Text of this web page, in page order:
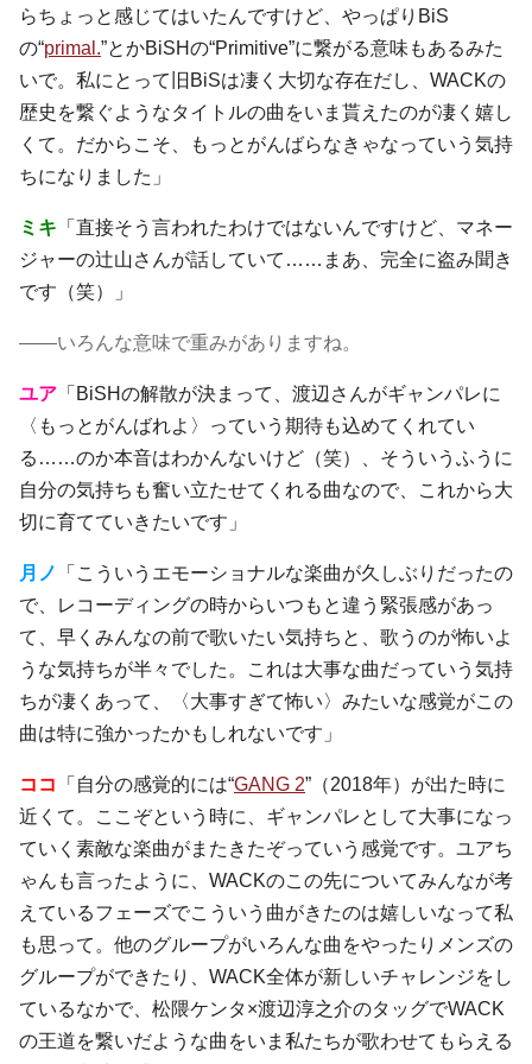
らちょっと感じてはいたんですけど、やっぱりBiS
の“primal.”とかBiSHの“Primitive”に繋がる意味もあるみた
いで。私にとって旧BiSは凄く大切な存在だし、WACKの
歴史を繋ぐようなタイトルの曲をいま貰えたのが凄く嬉し
くて。だからこそ、もっとがんばらなきゃなっていう気持
ちになりました」
ミキ 「直接そう言われたわけではないんですけど、マネー
ジャーの辻山さんが話していて……まあ、完全に盗み聞き
です（笑）」
――いろんな意味で重みがありますね。
ユア 「BiSHの解散が決まって、渡辺さんがギャンパレに
〈もっとがんばれよ〉っていう期待も込めてくれてい
る……のか本音はわかんないけど（笑）、そういうふうに
自分の気持ちも奮い立たせてくれる曲なので、これから大
切に育てていきたいです」
月ノ
「こういうエモーショナルな楽曲が久しぶりだったの
で、レコーディングの時からいつもと違う緊張感があっ
て、早くみんなの前で歌いたい気持ちと、歌うのが怖いよ
うな気持ちが半々でした。これは大事な曲だっていう気持
ちが凄くあって、〈大事すぎて怖い〉みたいな感覚がこの
曲は特に強かったかもしれないです」
ココ 「自分の感覚的には“GANG 2”（2018年）が出た時に
近くて。ここぞという時に、ギャンパレとして大事になっ
ていく素敵な楽曲がまたきたぞっていう感覚です。ユアち
ゃんも言ったように、WACKのこの先についてみんなが考
えているフェーズでこういう曲がきたのは嬉しいなって私
も思って。他のグループがいろんな曲をやったりメンズの
グループができたり、WACK全体が新しいチャレンジをし
ているなかで、松隈ケンタ×渡辺淳之介のタッグでWACK
の王道を繋いだような曲をいま私たちが歌わせてもらえる